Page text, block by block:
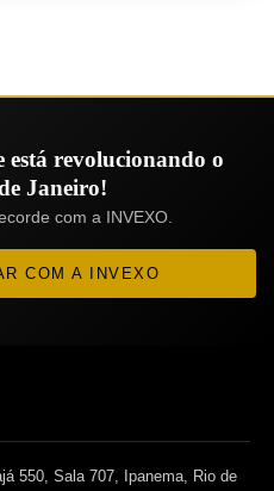
revolucionando o
Janeiro!
com a INVEXO.
COM A INVEXO
550, Sala 707, Ipanema, Rio de